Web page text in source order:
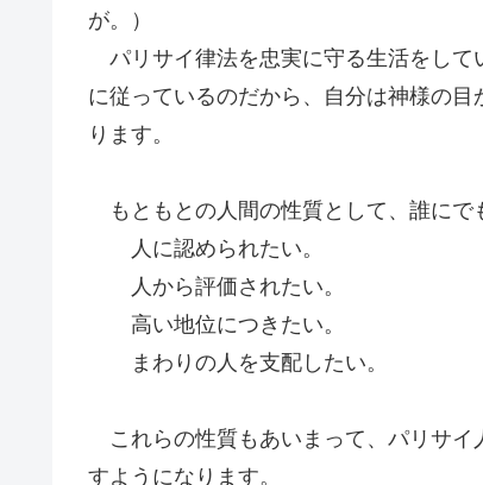
が。）
パリサイ律法を忠実に守る生活をして
に従っているのだから、自分は神様の
ります。
もともとの人間の性質として、誰にで
人に認められたい。
人から評価されたい。
高い地位につきたい。
まわりの人を支配したい。
これらの性質もあいまって、パリサイ
すようになります。